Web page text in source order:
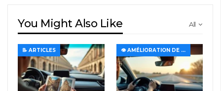
All
You Might Also Like
📝 ARTICLES 👁️ AMÉLIORATION DE LA VISIBILITÉ ET DE L'ÉCLAIRAGE